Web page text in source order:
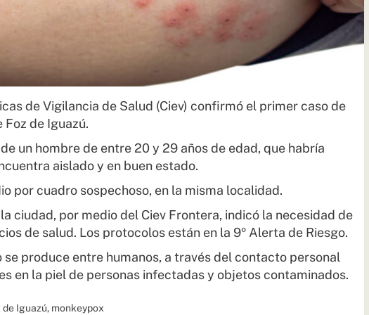
de Vigilancia de Salud (Ciev) confirmó el primer caso de
de Iguazú.
un hombre de entre 20 y 29 años de edad, que habría
aislado y en buen estado.
por cuadro sospechoso, en la misma localidad.
ciudad, por medio del Ciev Frontera, indicó la necesidad de
de salud. Los protocolos están en la 9º Alerta de Riesgo.
produce entre humanos, a través del contacto personal
en la piel de personas infectadas y objetos contaminados.
de Iguazú, monkeypox